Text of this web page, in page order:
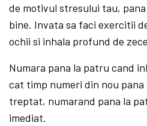
de motivul stresului tau,
bine. Invata sa faci exercitii
ochii si inhala profund de
Numara pana la patru cand
cat timp numeri din nou
treptat, numarand pana la
imediat.